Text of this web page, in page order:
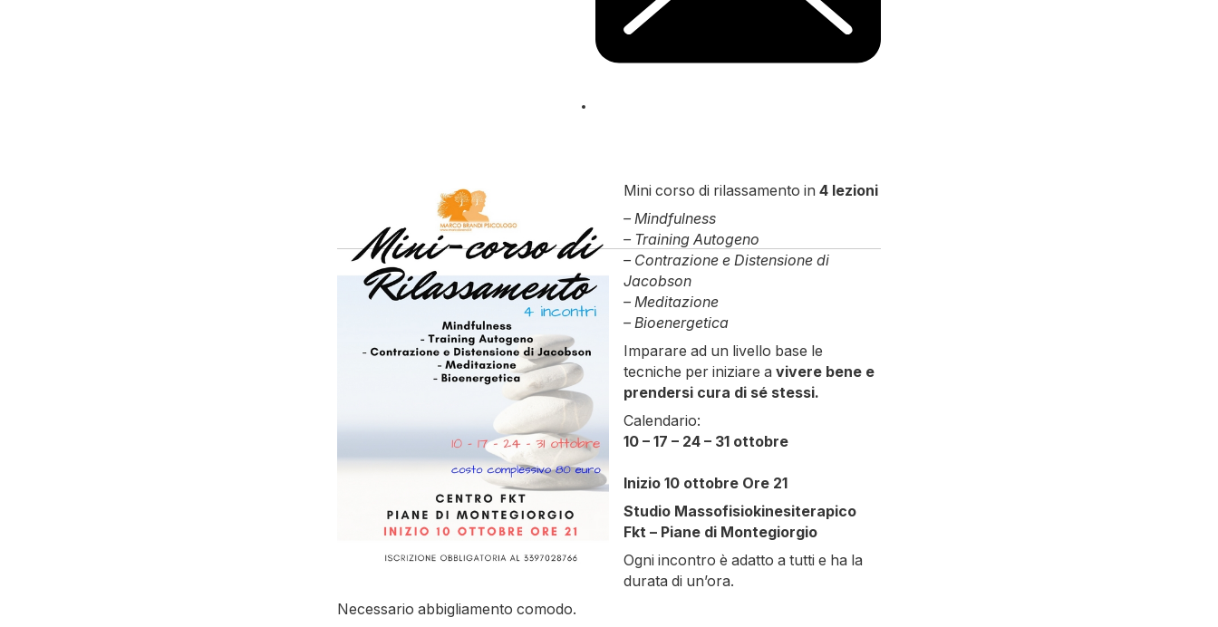
Mini corso di rilassamento in 4 lezioni
– Mindfulness
– Training Autogeno
– Contrazione e Distensione di
Jacobson
– Meditazione
– Bioenergetica
Imparare ad un livello base le
tecniche per iniziare a vivere bene e
prendersi cura di sé stessi.
Calendario:
10 – 17 – 24 – 31 ottobre
Inizio 10 ottobre Ore 21
Studio Massofisiokinesiterapico
Fkt – Piane di Montegiorgio
Ogni incontro è adatto a tutti e ha la
durata di un’ora.
Necessario abbigliamento comodo.